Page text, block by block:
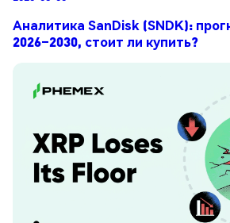
Аналитика SanDisk (SNDK):
2026–2030, стоит ли купить?